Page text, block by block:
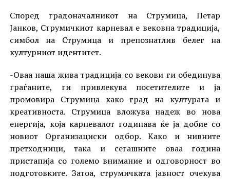
Според градоначалникот на Струмица, Петар
Јанков, Струмичкиот карневал е вековна традиција,
симбол на Струмица и препознатлив белег на
културниот идентитет.
-Оваа наша жива традиција со векови ги обединува
граѓаните, ги привлекува посетителите и ја
промовира Струмица како град на културата и
креативноста. Струмица вложува надеж во нова
енергија, која карневалот годинава ќе ја добие со
новиот Организациски одбор. Како и нивните
претходници, така и сегашните оваа година
пристапија со големо внимание и одговорност во
подготовките. Затоа, струмичката јавност очекува